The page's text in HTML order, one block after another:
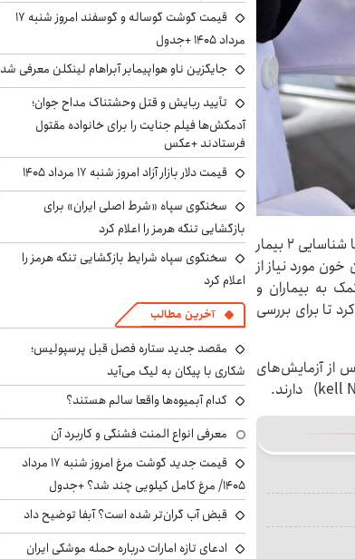
اطلاعات نوشت:سیدمحمدرضا آقائی میبدی مدیر کل انتقال خون استان در این باره گفت: با شناسایی ۲ بیمار
مورد نیاز از
به بیماران و
خویشان بیمار، از اقوام هر ۲ بیمار دعوت کرد تا برای بررسی
و پس از آزمایش‌های
قیمت گوشت گوساله و گوسفند امروز شنبه ۱۷
مرداد ۱۴۰۵ +جدول
جایگزین ناو هواپیمابر آبراهام لینکلن معرفی شد
تأیید ربایش و قتل وحشتناک مداح جوان؛
آدمکش‌ها فیلم جنایت را برای خانواده مقتول
فرستادند +عکس
قیمت دلار بازار آزاد امروز شنبه ۱۷ مرداد ۱۴۰۵
سخنگوی سپاه «شرط اصلی ایران» برای
بازگشایی تنگه هرمز را اعلام کرد
سخنگوی سپاه شرایط بازگشایی تنگه هرمز را
اعلام کرد
آخرین مطالب
مقصد جدید ستاره فصل قبل پرسپولیس؛
شکاری با پیکان به لیگ می‌آید
کدام آبمیوه‌ها واقعا سالم هستند؟
معرفی انواع المنت فشنگی و کاربرد آن
قیمت جدید گوشت مرغ امروز شنبه ۱۷ مرداد
۱۴۰۵/ مرغ کامل کیلویی چند شد؟ +جدول
قبض آب گران‌تر شده است؟ آبفا توضیح داد
ادعای تازه امارات درباره حمله موشکی ایران